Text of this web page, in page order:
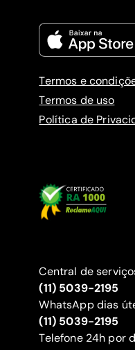
Termos e
Termos de uso
Política de
Central de
(11) 5039-2195
WhatsApp dias
(11) 5039-2195
‍Telefone 24h por